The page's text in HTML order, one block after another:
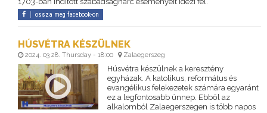
ossza meg facebook-on
HÚSVÉTRA KÉSZÜLNEK
2024. 03 28. Thursday - 18:00 Zalaegerszeg
Húsvétra készülnek a keresztény
egyházak. A katolikus, református és
evangélikus felekezetek számára egyaránt
ez a legfontosabb ünnep. Ebből az
alkalomból Zalaegerszegen is több napos